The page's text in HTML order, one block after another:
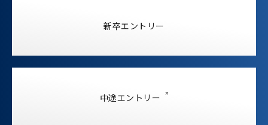
新卒エントリー
中途エントリー